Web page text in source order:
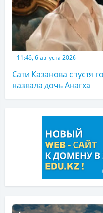
11:46, 6 августа 2026
Сати Казанова спустя
назвала дочь Анагха